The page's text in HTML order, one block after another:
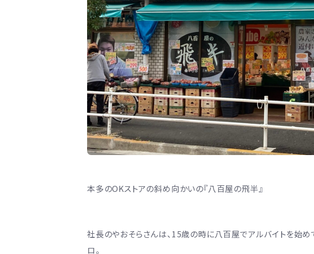
本多のOKストアの斜め向かいの『八百屋の飛半』
社長のやおそらさんは、15歳の時に八百屋でアルバイトを始
ロ。